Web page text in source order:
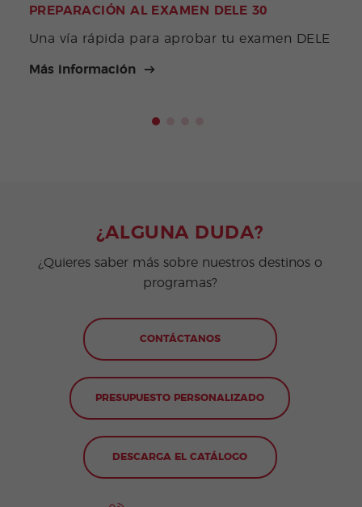
PREPARACIÓN AL EXAMEN DELE 30
Una vía rápida para aprobar tu examen DELE
Más información
¿ALGUNA DUDA?
¿Quieres saber más sobre nuestros destinos o
programas?
CONTÁCTANOS
PRESUPUESTO PERSONALIZADO
DESCARGA EL CATÁLOGO